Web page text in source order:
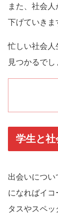
また、社会
下げていきま
忙しい社会人
見つかるでし
学生と社
出会いについ
になればイ
タスやスペ